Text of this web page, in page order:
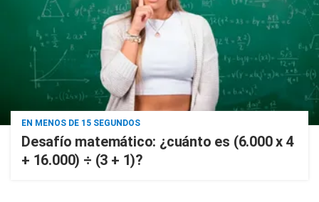
EN MENOS DE 15 SEGUNDOS
Desafío matemático: ¿cuánto es (6.000 x 4
+ 16.000) ÷ (3 + 1)?